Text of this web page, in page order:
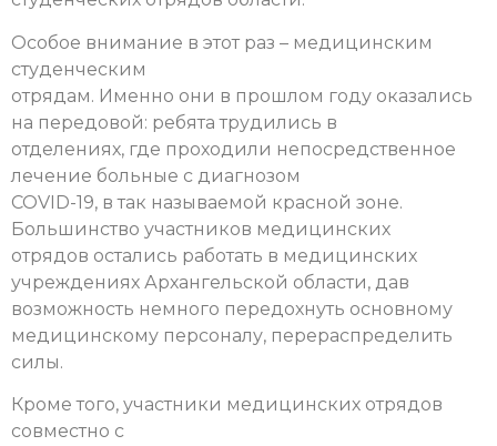
Особое внимание в этот раз – медицинским
студенческим
отрядам. Именно они в прошлом году оказались
на передовой: ребята трудились в
отделениях, где проходили непосредственное
лечение больные с диагнозом
COVID-19, в так называемой красной зоне.
Большинство участников медицинских
отрядов остались работать в медицинских
учреждениях Архангельской области, дав
возможность немного передохнуть основному
медицинскому персоналу, перераспределить
силы.
Кроме того, участники медицинских отрядов
совместно с